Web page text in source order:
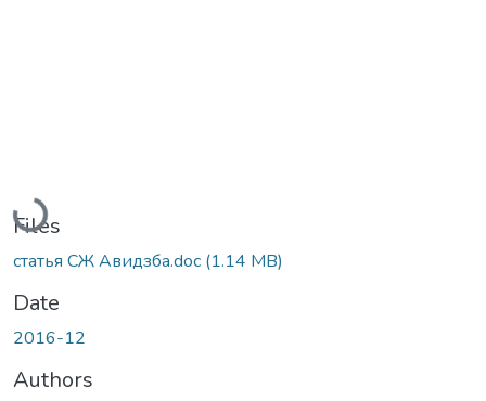
Loading...
Files
статья СЖ Авидзба.doc (1.14 MB)
Date
2016-12
Authors